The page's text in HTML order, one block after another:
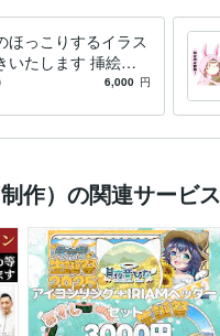
ほっこりするイラス
いたします 挿絵や
の贈り物などお好き
6,000 円
作）の関連サービス